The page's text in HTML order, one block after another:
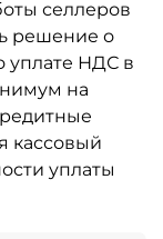
селлеров
решение о
уплате НДС в
на
кассовый
уплаты